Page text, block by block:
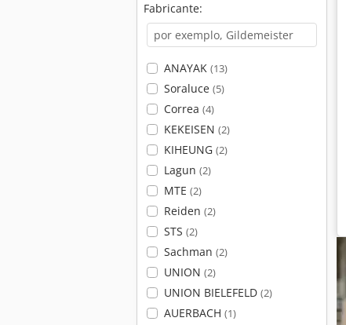
Fabricante:
ANAYAK (13)
Soraluce (5)
Correa (4)
KEKEISEN (2)
KIHEUNG (2)
Lagun (2)
MTE (2)
Reiden (2)
STS (2)
Sachman (2)
UNION (2)
UNION BIELEFELD (2)
AUERBACH (1)